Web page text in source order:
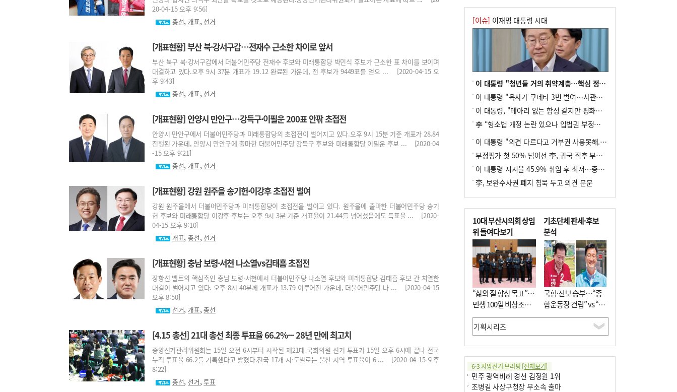
20-04-15 오후 9:56]
총선,개표, 선거
[개표현황] 부산 북·강서구갑…전재수 근소한 차이로 앞서
부산 북구 북·강서구갑에서 더불어민주당 전재수 후보와 미래통합당 박민식 후보가 근소한 표 차이를 보이며
대결하고 있다.오후 9시 37분 개표가 19.12 완료된 가운데, 전 후보가 9449표를 얻으 ... [2020-04-15 오
후 9:43]
총선,개표, 선거
[개표현황] 안양시 만안구…강득구·이필운 200표 안팎 초접전
안양시 만안구에서 더불어민주당과 미래통합당의 초접전이 벌어지고 있다.오후 9시 15분 기준 개표가 28.84
진행된 가운데, 안양시 만안구에 출마한 더불어민주당 강득구 후보와 미래통합당 이필운 후보 ... [2020-04
-15 오후 9:21]
총선,개표, 선거
[개표현황] 강원 원주을 송기헌·이강후 초접전 벌여
강원 원주을에서 더불어민주당과 미래통합당이 초접전을 벌이고 있다. 원주을에 출마한 더불어민주당 송기
헌 후보와 미래통합당 이강후 후보는 오후 9시 3분 기준 개표율이 21.44를 넘어섰음에도 득표율 ... [2020-
04-15 오후 9:10]
개표,총선, 선거
[개표현황] 충남 보령·서천 나소열vs김태흠 초접전
장항선 벨트의 핵심축인 충남 보령·서천에서 더불어민주당 나소열 후보와 미래통합당 김태흠 후보 간 치열한
대결이 벌어지고 있다. 오후 8시 40분께 개표가 13.79 이루어진 가운데, 더불어민주당 나 ... [2020-04-15
오후 8:50]
선거,개표,총선
[4.15 총선] 21대 총선 최종 투표율 66.2%··· 28년 만에 최고치
중앙선거관리위원회는 15일 오전 6시부터 시작된 제21대 국회의원 선거 투표가 15일 오후 6시에 끝나 전국
누적 투표율 66.2를 기록했다고 밝혔다.전국 17개 시·도별로는 울산 지역 투표율이 6 ... [2020-04-15 오후
8:22]
총선, 선거,투표
[이슈] 이재명 대통령 시대
이 대통령 "청년들 거의 취약계층…핵심 정책 재편""
이 대통령 "육사가 쿠데타 3번 벌여…사관학교 통합 신속히 추진"
이 대통령, "메아리 없는 함성 같지만 평화공존책 계속해야"
李 “형소법 개정 논란 있으나 입법권 부정할 만큼은 아냐”(종합)
이 대통령 "의견 다르다고 거부권 사용못해.. 입법권 부정할 상황이라 보기 어려워"
부정평가 첫 50% 넘어선 李, 귀국 직후 부동산·증시 점검(종합)
이 대통령 지지율 45.9% 취임 후 최저…증시 폭락·연임 개헌 논란 영향
李, 보완수사권 폐지 침묵 두고 의견 분분
10대 부산시의회 상임
위 들여다보기
“삶의 질 향상 목표”…
민생 100일 비상조치
면밀 심사
기초단체 판세·후보
분석
국힘·진보 승부…“종
합운동장 건립” vs “출
근 공공버스 도입”
6·3 지방선거 브리핑 [전체보기]
민주 광역비례 경선 김정원 1위
조병길 사상구청장 무소속 출마